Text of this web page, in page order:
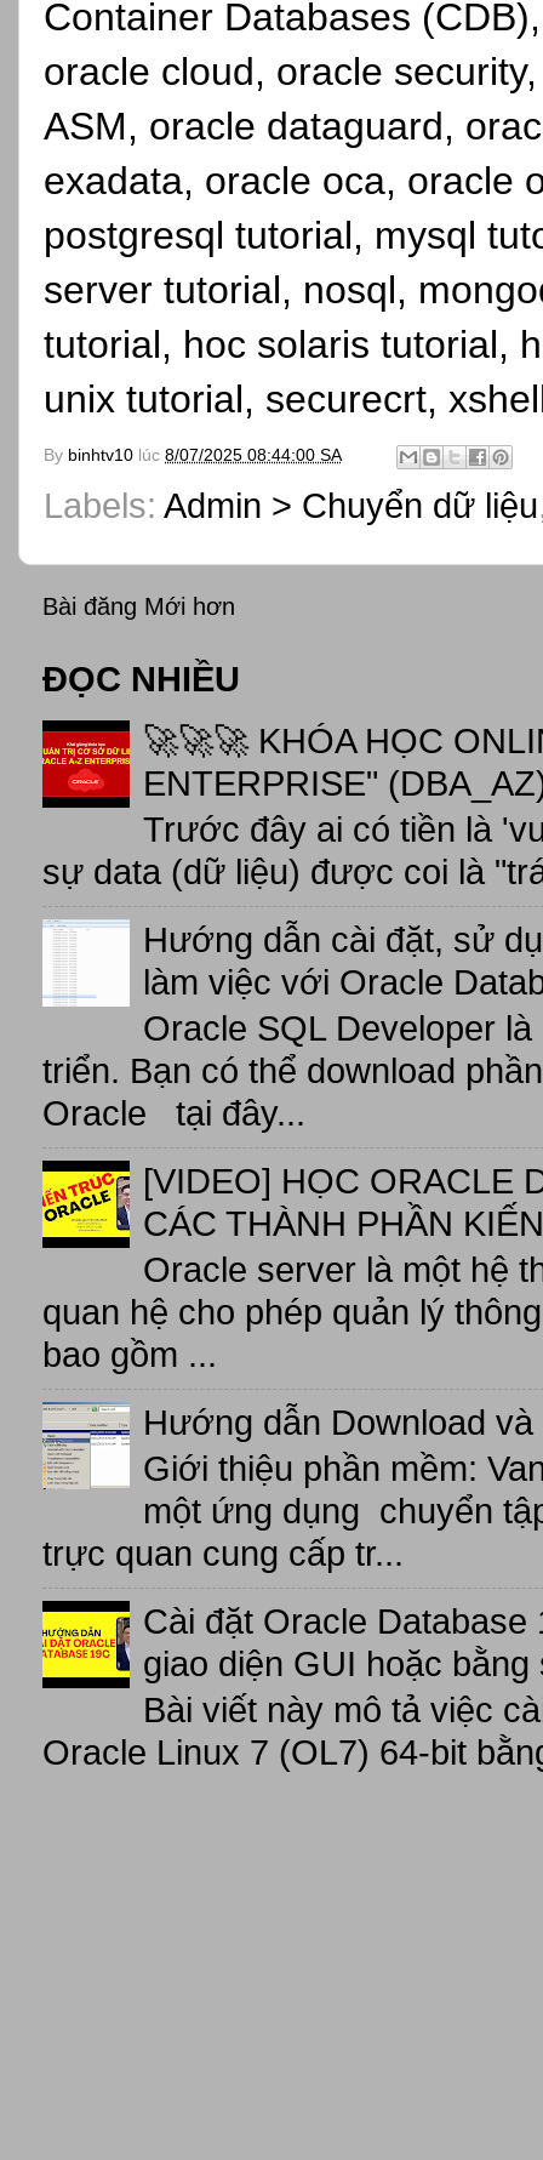
Container Databases
oracle cloud, oracle
ASM, oracle dataguard,
exadata, oracle oca, oracle
postgresql tutorial, mysql
server tutorial, nosql,
tutorial, hoc solaris tutorial,
unix tutorial, securecrt,
By binhtv10 lúc 8/07/2025 08:44:00 SA
Labels: Admin > Chuyển dữ liệu
Bài đăng Mới hơn
ĐỌC NHIỀU
🚀🚀🚀 KHÓA HỌC
ENTERPRISE"
Trước đây ai có tiền là
sự data (dữ liệu) được coi là
Hướng dẫn cài đặt, sử
làm việc với Oracle
Oracle SQL Developer
triển. Bạn có thể download
Oracle tại đây...
[VIDEO] HỌC ORACLE
CÁC THÀNH PHẦN
Oracle server là một hệ
quan hệ cho phép quản lý
bao gồm ...
Hướng dẫn Download
Giới thiệu phần mềm:
một ứng dụng chuyển
trực quan cung cấp tr...
Cài đặt Oracle
giao diện GUI hoặc bằng
Bài viết này mô tả việc
Oracle Linux 7 (OL7) 64-bit